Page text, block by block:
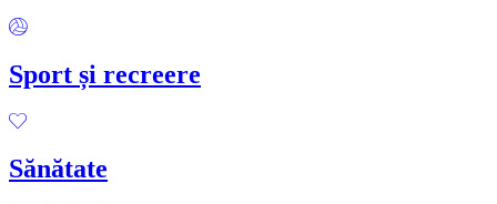
Sport și recreere
Sănătate